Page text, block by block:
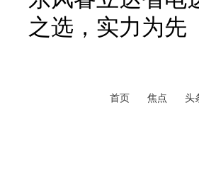
之选，实力为先
首页 焦点 头